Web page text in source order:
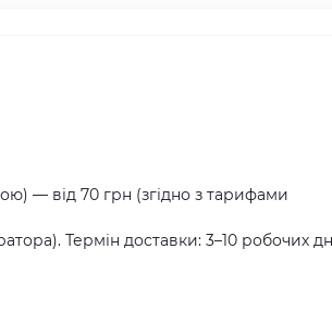
— від 70 грн (згідно з тарифами
Термін доставки: 3–10 робочих